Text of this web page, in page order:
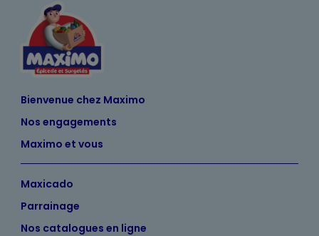
Bienvenue chez Maximo
Nos engagements
Maximo et vous
Maxicado
Parrainage
Nos catalogues en ligne